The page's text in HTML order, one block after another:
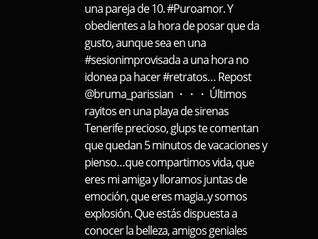
una pareja de 10. #Puroamor. Y
obedientes a la hora de posar que da
gusto, aunque sea en una
#sesionimprovisada a una hora no
idonea pa hacer #retratos… Repost
@bruma_parissian ・・・ Últimos
rayitos en una playa de sirenas
Tenerife precioso, glups te comentan
que quedan 5 minutos de vacaciones y
pienso…que compartimos vida, que
eres mi amiga y lloramos juntas de
emoción, que eres magia..y somos
explosión. Que estás dispuesta a
conocer la belleza, amigos geniales